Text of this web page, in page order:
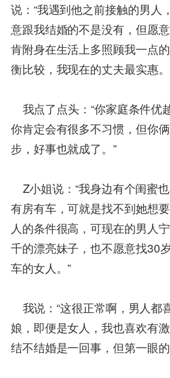
说：“我遇到他之前接触的男人
意跟我结婚的不是没有，但愿
肯附身在生活上多照顾我一点
衡比较，我现在的丈夫最实惠。
我点了点头：“你家庭条件优
你肯定会有很多不习惯，但你
步，好事也就成了。”
Z小姐说：“我身边有个闺蜜
有房有车，可就是找不到她想
人的条件很高，可现在的男人
千的漂亮妹子，也不愿意找30
车的女人。”
我说：“这很正常啊，男人都
娘，即便是女人，我也喜欢有
结不结婚是一回事，但第一眼